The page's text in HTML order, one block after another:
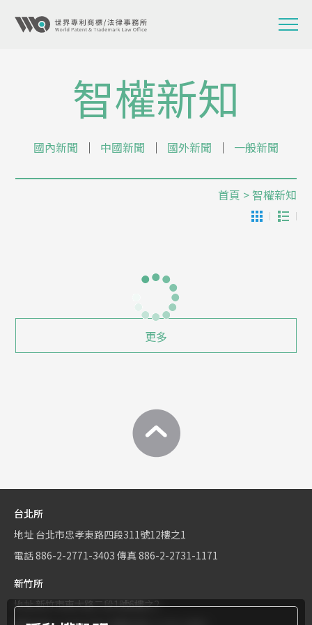
智權新知
國內新聞 │ 中國新聞 │ 國外新聞 │ 一般新聞
首頁 > 智權新知
更多
台北所
地址 台北市忠孝東路四段311號12樓之1
電話886-2-2771-3403 傳真 886-2-2731-1171
新竹所
地址新竹市東大路二段1號6樓之2